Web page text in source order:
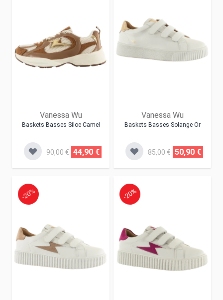
Vanessa Wu
Baskets Basses Siloe Camel
90,00 € 44,90 €
Vanessa Wu
Baskets Basses Solange Or
85,00 € 50,90 €
-20% -20%